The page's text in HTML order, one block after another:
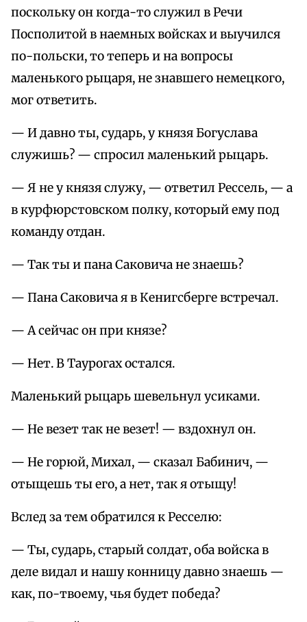
поскольку он когда-то служил в Речи
Посполитой в наемных войсках и выучился
по-польски, то теперь и на вопросы
маленького рыцаря, не знавшего немецкого,
мог ответить.
— И давно ты, сударь, у князя Богуслава
служишь? — спросил маленький рыцарь.
— Я не у князя служу, — ответил Рессель, — а
в курфюрстовском полку, который ему под
команду отдан.
— Так ты и пана Саковича не знаешь?
— Пана Саковича я в Кенигсберге встречал.
— А сейчас он при князе?
— Нет. В Таурогах остался.
Маленький рыцарь шевельнул усиками.
— Не везет так не везет! — вздохнул он.
— Не горюй, Михал, — сказал Бабинич, —
отыщешь ты его, а нет, так я отыщу!
Вслед за тем обратился к Ресселю:
— Ты, сударь, старый солдат, оба войска в
деле видал и нашу конницу давно знаешь —
как, по-твоему, чья будет победа?